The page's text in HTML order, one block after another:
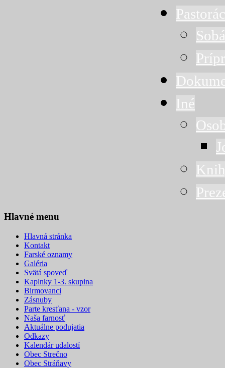
Iné
Hlavné menu
Hlavná stránka
Kontakt
Farské oznamy
Galéria
Svätá spoveď
Kaplnky 1-3. skupina
Birmovanci
Zásnuby
Parte kresťana - vzor
Naša farnosť
Aktuálne podujatia
Odkazy
Kalendár udalostí
Obec Strečno
Obec Stráňavy